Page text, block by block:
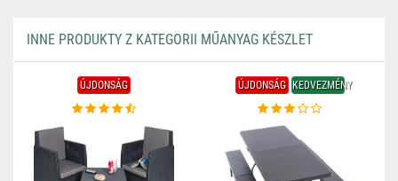
INNE PRODUKTY Z KATEGORII MŰANYAG KÉSZLET
ÚJDONSÁG ÚJDONSÁG KEDVEZMÉNY